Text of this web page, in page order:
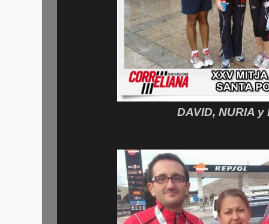
DAVID, NURIA y